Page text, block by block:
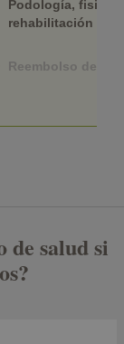
Podología,
rehabilitación
Reembolso de
de salud si